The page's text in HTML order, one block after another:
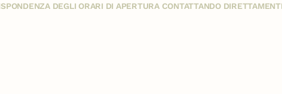
DEGLI ORARI DI APERTURA CONTATTANDO